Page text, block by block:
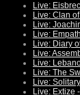
Live:
Live: Clan
Live:
Live:
Live: Diary
Live:
Live:
Live: The
Live:
Live: Extize